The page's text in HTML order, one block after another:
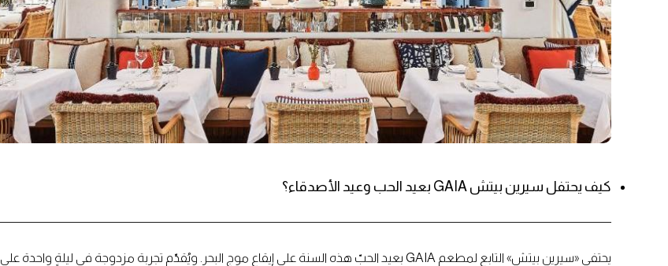
كيف يحتفل سيرين بيتش GAIA بعيد الحب وعيد الأصدقاء؟
يحتفي «سيرين بيتش» التابع لمطعم GAIA بعيد الحبّ هذه السنة على إيقاع موج البحر. ويُقدّم تجربة مزدوجة في ليلةٍ واحدة على